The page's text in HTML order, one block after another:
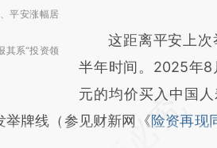
平安涨幅居
其系“投资领
这距离平安上次
半年时间。2025年
元的均价买入中国
牌线（参见财新网《险资再现